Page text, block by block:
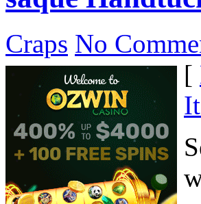
Craps No
[